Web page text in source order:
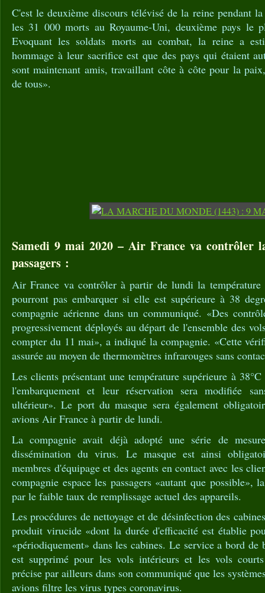
C'est le deuxième discours télévisé de la reine pendant
les 31 000 morts au Royaume-Uni, deuxième pays le
Evoquant les soldats morts au combat, la reine a
hommage à leur sacrifice est que des pays qui étaient
sont maintenant amis, travaillant côte à côte pour la
de tous».
Samedi 9 mai 2020 – Air France va contrôler
passagers :
Air France va contrôler à partir de lundi la température
pourront pas embarquer si elle est supérieure à 38
compagnie aérienne dans un communiqué. «Des
progressivement déployés au départ de l'ensemble des
compter du 11 mai», a indiqué la compagnie. «Cette
assurée au moyen de thermomètres infrarouges sans
Les clients présentant une température supérieure à
l'embarquement et leur réservation sera modifiée
ultérieur». Le port du masque sera également
avions Air France à partir de lundi.
La compagnie avait déjà adopté une série de
dissémination du virus. Le masque est ainsi
membres d'équipage et des agents en contact avec les
compagnie espace les passagers «autant que possible»,
par le faible taux de remplissage actuel des appareils.
Les procédures de nettoyage et de désinfection des
produit virucide «dont la durée d'efficacité est établie
«périodiquement» dans les cabines. Le service a bord de
est supprimé pour les vols intérieurs et les vols
précise par ailleurs dans son communiqué que les
avions filtre les virus types coronavirus.